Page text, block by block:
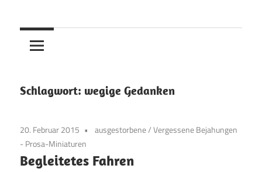
Schlagwort: wegige Gedanken
20. Februar 2015 ausgestorbene/Vergessene Bejahungen
- Prosa-Miniaturen
Begleitetes Fahren